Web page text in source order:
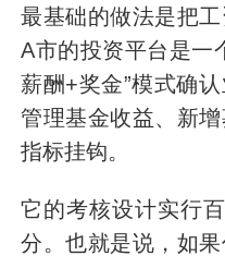
最基础的做法是把
A市的投资平台是一
薪酬+奖金”模式确
管理基金收益、新
指标挂钩。
它的考核设计实行
分。也就是说，如